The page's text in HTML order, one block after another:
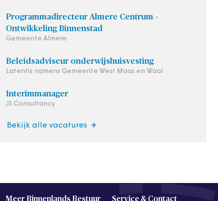
Programmadirecteur Almere Centrum –
Ontwikkeling Binnenstad
Gemeente Almere
Beleidsadviseur onderwijshuisvesting
Latentis namens Gemeente West Maas en Waal
Interimmanager
JS Consultancy
Bekijk alle vacatures
Meer Binnenlands Bestuur Service & Contact